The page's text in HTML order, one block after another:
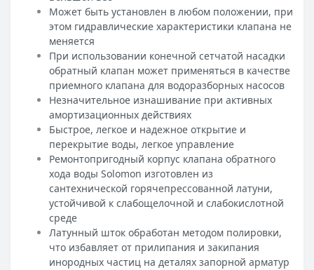
Может быть установлен в любом положении, при
этом гидравлические характеристики клапана не
меняется
При использовании конечной сетчатой насадки
обратный клапан может применяться в качестве
приемного клапана для водоразборных насосов
Незначительное изнашивание при активных
амортизационных действиях
Быстрое, легкое и надежное открытие и
перекрытие воды, легкое управление
Ремонтопригодный корпус клапана обратного
хода воды Solomon изготовлен из
сантехнической горячепрессованной латуни,
устойчивой к слабощелочной и слабокислотной
среде
Латунный шток обработан методом полировки,
что избавляет от прилипания и закипания
инородных частиц на деталях запорной арматур